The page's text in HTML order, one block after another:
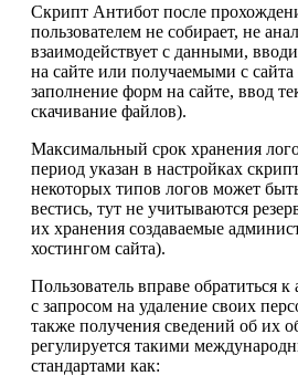
Скрипт Антибот после
пользователем не собирает, не
взаимодействует с данными,
на сайте или получаемыми с
заполнение форм на сайте, ввод
скачивание файлов).
Максимальный срок хранения
период указан в настройках
некоторых типов логов может
вестись, тут не учитываются
их хранения создаваемые
хостингом сайта).
Пользователь вправе обратиться
с запросом на удаление своих
также получения сведений об их
регулируется такими
стандартами как: